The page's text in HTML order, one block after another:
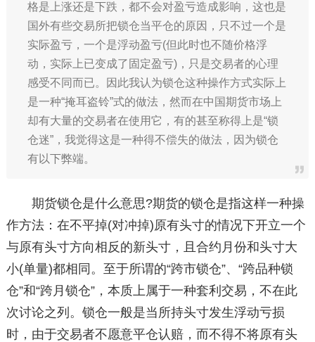
格是上涨还是下跌，都不会对盈亏造成影响，这也是
国外有些交易所把锁仓当平仓的原因，只不过一个是
实际盈亏，一个是浮动盈亏(但此时也不随价格浮
动，实际上已变成了固定盈亏)，只是交易者的心理
感受不同而已。因此我认为锁仓这种操作方式实际上
是一种“掩耳盗铃”式的做法，然而在中国期货市场上
却有大量的交易者在使用它，有的甚至称得上是“锁
仓迷”，我觉得这是一种得不偿失的做法，因为锁仓
有以下弊端。
期货锁仓是什么意思?期货的锁仓是指这样一种操
作方法：在不平掉(对冲掉)原有头寸的情况下开立一个
与原有头寸方向相反的新头寸，且合约月份和头寸大
小(单量)都相同。至于所谓的“跨市锁仓”、“跨品种锁
仓”和“跨月锁仓”，本质上属于一种套利交易，不在此
次讨论之列。锁仓一般是当所持头寸发生浮动亏损
时，由于交易者不愿意平仓认赔，而不得不将原有头